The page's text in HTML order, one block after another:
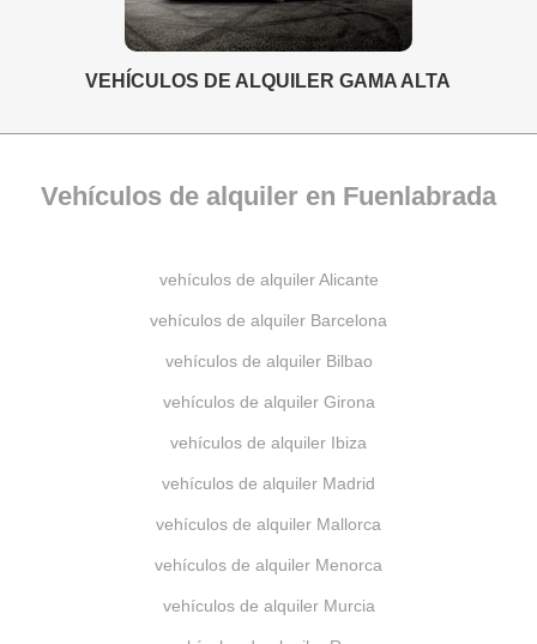
VEHÍCULOS DE ALQUILER GAMA ALTA
Vehículos de alquiler en Fuenlabrada
vehículos de alquiler Alicante
vehículos de alquiler Barcelona
vehículos de alquiler Bilbao
vehículos de alquiler Girona
vehículos de alquiler Ibiza
vehículos de alquiler Madrid
vehículos de alquiler Mallorca
vehículos de alquiler Menorca
vehículos de alquiler Murcia